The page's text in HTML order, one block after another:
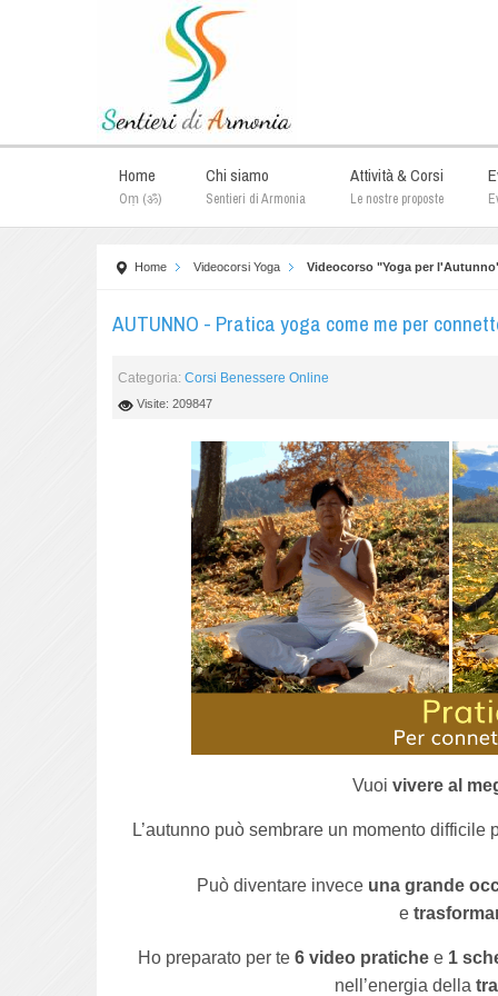
Home
Oṃ (ॐ)
Chi siamo
Sentieri di Armonia
Attività & Corsi
Le nostre proposte
Home Videocorsi Yoga Videocorso "Yoga per
AUTUNNO - Pratica yoga come me per
Categoria:Corsi Benessere Online
Visite: 209847
Vuoivivere al
L’autunno può sembrare un momento
Può diventare invece una grande
e
Ho preparato per te6 video pratiche e 1
nell’energia della